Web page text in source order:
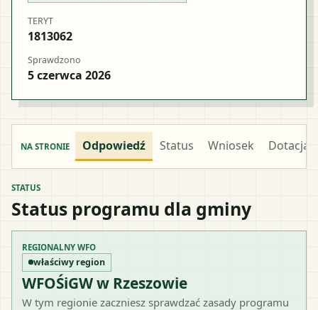
TERYT
1813062
Sprawdzono
5 czerwca 2026
NA STRONIE Odpowiedź Status Wniosek Dotacja
STATUS
Status programu dla gminy
REGIONALNY WFO
właściwy region
WFOŚiGW w Rzeszowie
W tym regionie zaczniesz sprawdzać zasady programu